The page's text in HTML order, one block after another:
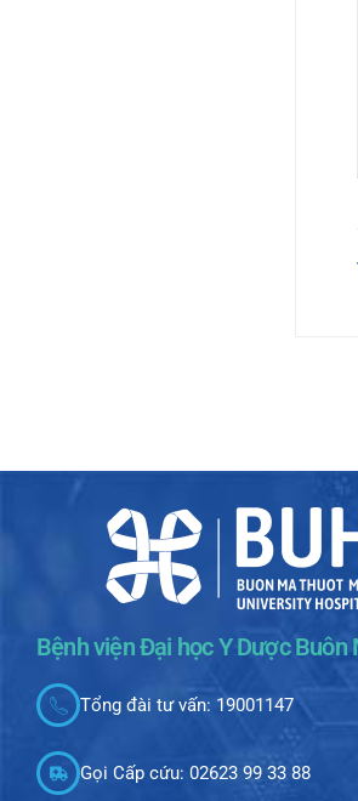
Bệnh viện Đại học Y Dược Buôn
Tổng đài tư vấn: 19001147
Gọi Cấp cứu: 02623 99 33 88